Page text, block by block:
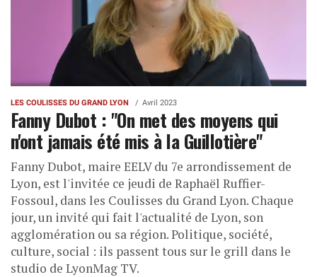
LES COULISSES DU GRAND LYON Avril 2023
Fanny Dubot : "On met des moyens qui
n'ont jamais été mis à la Guillotière"
Fanny Dubot, maire EELV du 7e arrondissement de
Lyon, est l'invitée ce jeudi de Raphaël Ruffier-
Fossoul, dans les Coulisses du Grand Lyon. Chaque
jour, un invité qui fait l'actualité de Lyon, son
agglomération ou sa région. Politique, société,
culture, social : ils passent tous sur le grill dans le
studio de LyonMag TV.